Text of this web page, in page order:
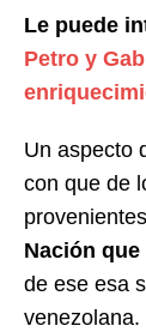
Le puede
Petro y
Un aspecto
con que de
Nación
de ese esa
venezolana.